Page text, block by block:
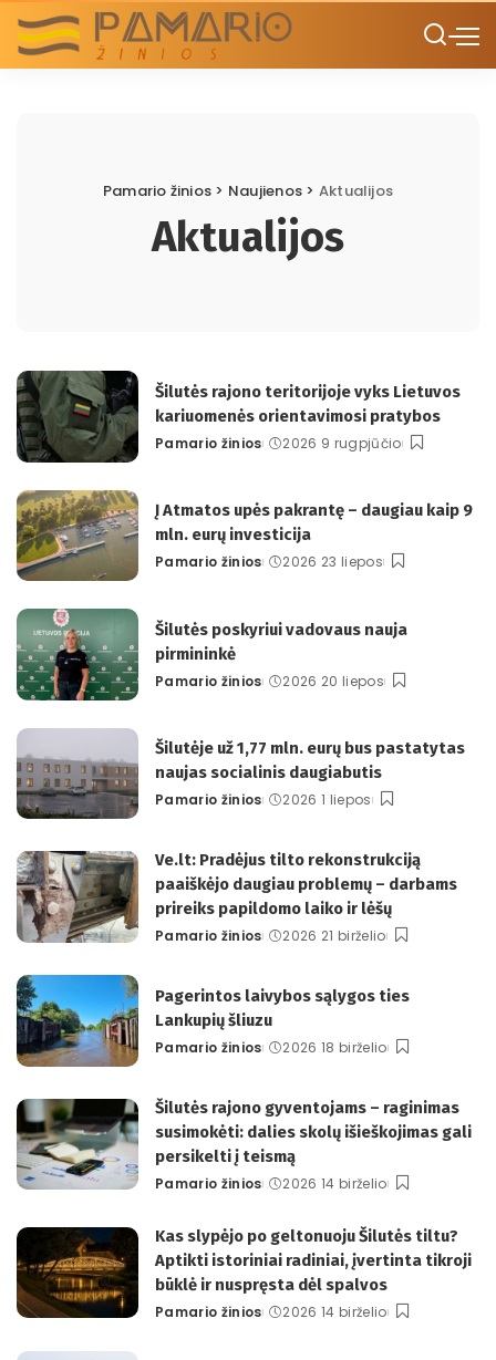
Pamario žinios > Naujienos > Aktualijos
Aktualijos
Šilutės rajono teritorijoje vyks Lietuvos
kariuomenės orientavimosi pratybos
Posted
Pamario žinios 2026 9 rugpjūčio
Į Atmatos upės pakrantę – daugiau kaip 9
mln. eurų investicija
Posted
Pamario žinios 2026 23 liepos
Šilutės poskyriui vadovaus nauja
pirmininkė
Posted
Pamario žinios 2026 20 liepos
Šilutėje už 1,77 mln. eurų bus pastatytas
naujas socialinis daugiabutis
Posted
Pamario žinios 2026 1 liepos
Ve.lt: Pradėjus tilto rekonstrukciją
paaiškėjo daugiau problemų – darbams
prireiks papildomo laiko ir lėšų
Posted
Pamario žinios 2026 21 birželio
Pagerintos laivybos sąlygos ties
Lankupių šliuzu
Posted
Pamario žinios 2026 18 birželio
Šilutės rajono gyventojams – raginimas
susimokėti: dalies skolų išieškojimas gali
persikelti į teismą
Posted
Pamario žinios 2026 14 birželio
Kas slypėjo po geltonuoju Šilutės tiltu?
Aptikti istoriniai radiniai, įvertinta tikroji
būklė ir nuspręsta dėl spalvos
Posted
Pamario žinios 2026 14 birželio